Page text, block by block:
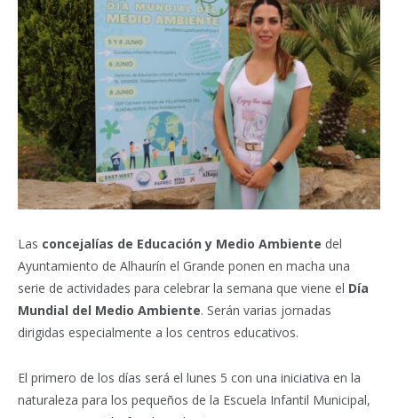
Las concejalías de Educación y Medio Ambiente del
Ayuntamiento de Alhaurín el Grande ponen en macha una
serie de actividades para celebrar la semana que viene el Día
Mundial del Medio Ambiente. Serán varias jornadas
dirigidas especialmente a los centros educativos.
El primero de los días será el lunes 5 con una iniciativa en la
naturaleza para los pequeños de la Escuela Infantil Municipal,